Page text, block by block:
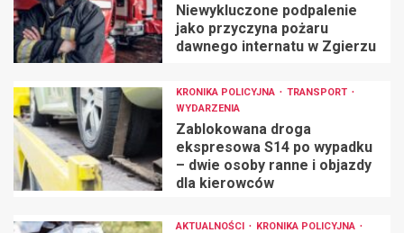
Niewykluczone podpalenie
jako przyczyna pożaru
dawnego internatu w Zgierzu
KRONIKA POLICYJNA
TRANSPORT
WYDARZENIA
Zablokowana droga
ekspresowa S14 po wypadku
– dwie osoby ranne i objazdy
dla kierowców
AKTUALNOŚCI
KRONIKA POLICYJNA